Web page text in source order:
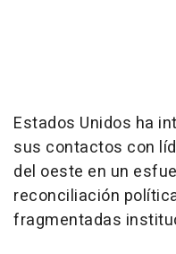
Estados Unidos ha
sus contactos con
del oeste en un
reconciliación
fragmentadas